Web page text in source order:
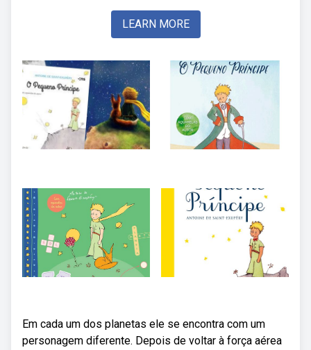
LEARN MORE
Em cada um dos planetas ele se encontra com um
personagem diferente. Depois de voltar à força aérea